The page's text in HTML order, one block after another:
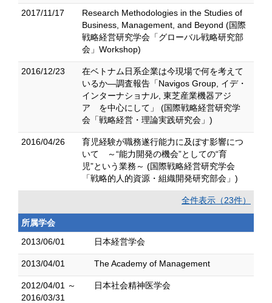
2017/11/17
Research Methodologies in the Studies of
Business, Management, and Beyond (国際
戦略経営研究学会「グローバル戦略研究部
会」Workshop)
2016/12/23
在ベトナム日系企業は今現場で何を考えて
いるか―調査報告「Navigos Group, イデ・
インターナショナル, 東芝産業機器アジ
ア を中心にして」 (国際戦略経営研究学
会「戦略経営・理論実践研究会」)
2016/04/26
育児経験が職務遂行能力に及ぼす影響につ
いて ～“能力開発の機会”としての“育
児”という業務～ (国際戦略経営研究学会
「戦略的人的資源・組織開発研究部会」)
全件表示（23件）
所属学会
2013/06/01
日本経営学会
2013/04/01 The Academy of Management
2012/04/01 ～
2016/03/31
日本社会精神医学会